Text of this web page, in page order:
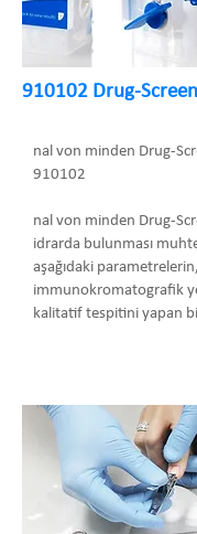
910102 Drug-
nal von minden Drug-
910102
nal von minden Drug-
idrarda bulunması
aşağıdaki parametrelerin,
immunokromatografik
kalitatif tespitini yapan